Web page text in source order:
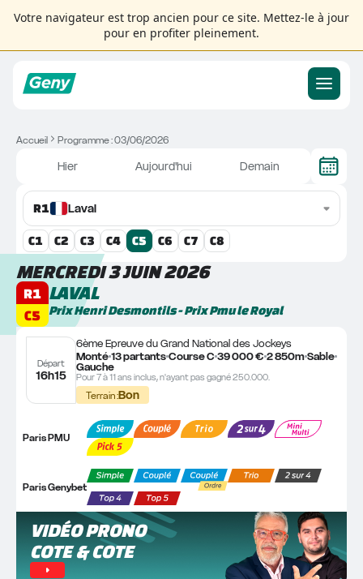
Votre navigateur est trop ancien pour ce site. Mettez-le à jour
pour en profiter pleinement.
Accueil Programme : 03/06/2026
Hier Aujourd'hui Demain
R1 Laval
C1 C2 C3 C4 C5 C6 C7 C8
MERCREDI 3 JUIN 2026
R1
C5
LAVAL
Prix Henri Desmontils - Prix Pmu le Royal
Départ
16h15
6ème Epreuve du Grand National des Jockeys
Monté13 partantsCourse C39 000 € 2 850mSable
Gauche
Pour 7 à 11 ans inclus, n'ayant pas gagné 250.000.
Terrain :Bon
Paris PMU
Paris Genybet
VIDÉO PRONO
COTE & COTE